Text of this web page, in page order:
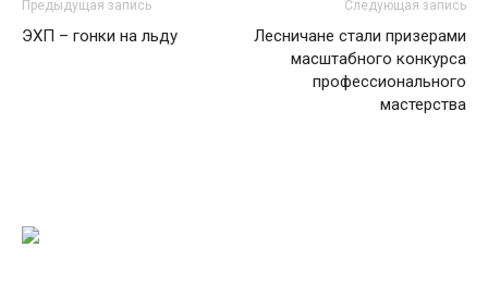
Предыдущая запись
ЭХП – гонки на льду
Следующая запись
Лесничане стали призерами
масштабного конкурса
профессионального
мастерства